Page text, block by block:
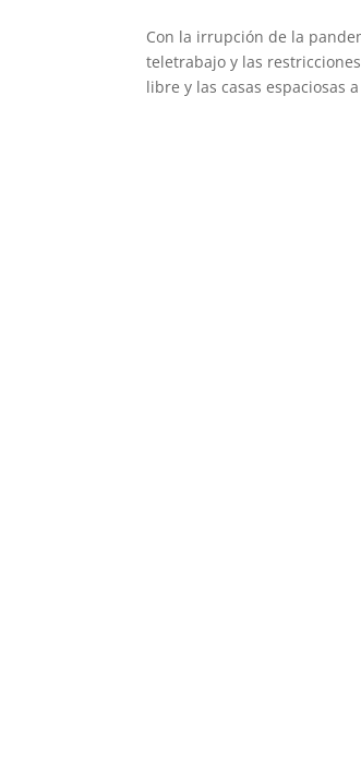
Con la irrupción de la
teletrabajo y las
libre y las casas espaciosas